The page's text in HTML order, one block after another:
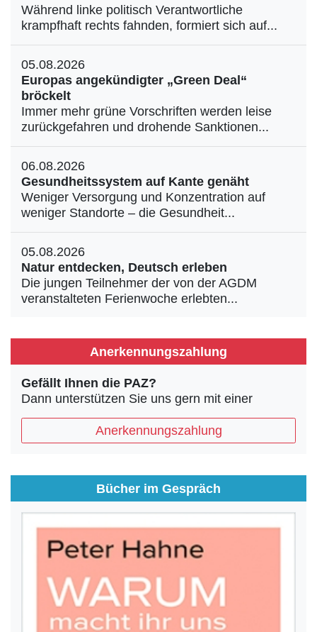
Während linke politisch Verantwortliche
krampfhaft rechts fahnden, formiert sich auf...
05.08.2026
Europas angekündigter „Green Deal“
bröckelt
Immer mehr grüne Vorschriften werden leise
zurückgefahren und drohende Sanktionen...
06.08.2026
Gesundheitssystem auf Kante genäht
Weniger Versorgung und Konzentration auf
weniger Standorte – die Gesundheit...
05.08.2026
Natur entdecken, Deutsch erleben
Die jungen Teilnehmer der von der AGDM
veranstalteten Ferienwoche erlebten...
Anerkennungszahlung
Gefällt Ihnen die PAZ?
Dann unterstützen Sie uns gern mit einer
Anerkennungszahlung
Bücher im Gespräch